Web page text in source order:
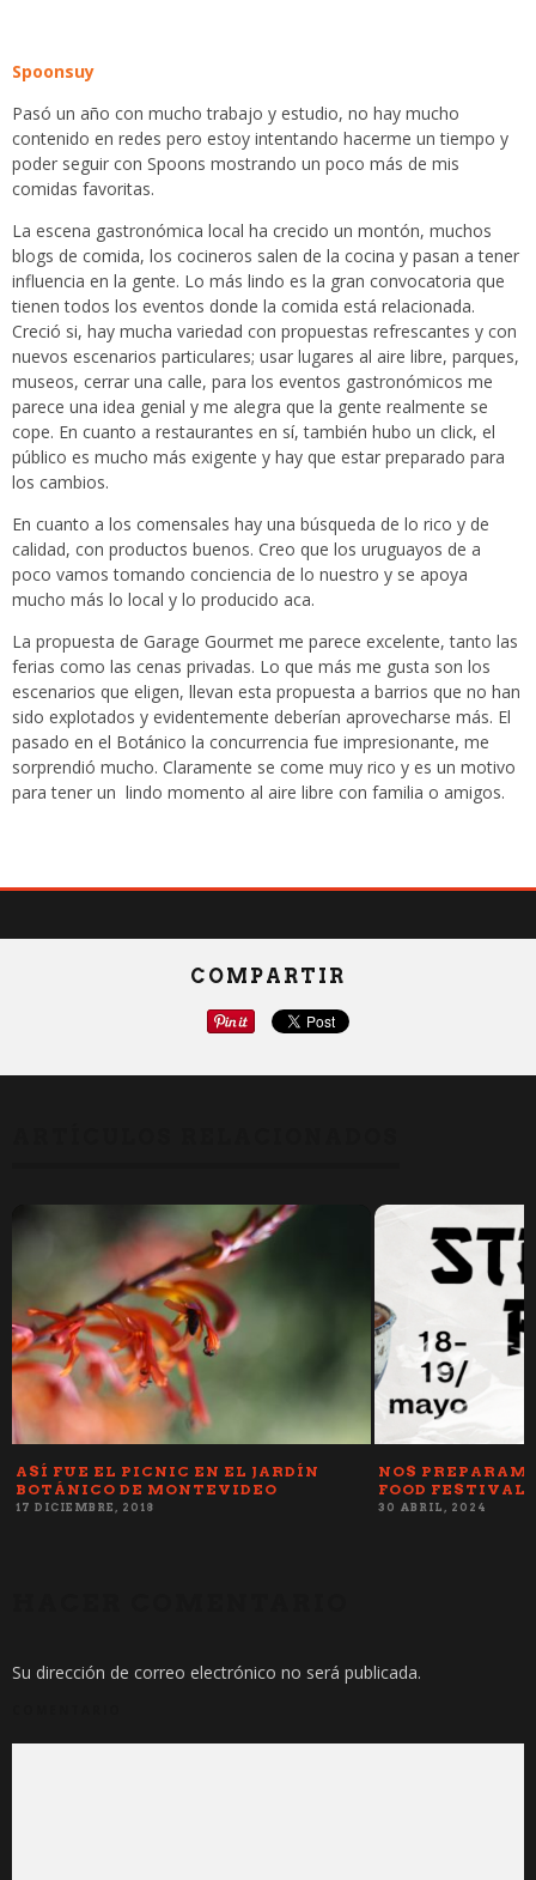
Spoonsuy
Pasó un año con mucho trabajo y estudio, no hay mucho
contenido en redes pero estoy intentando hacerme un tiempo y
poder seguir con Spoons mostrando un poco más de mis
comidas favoritas.
La escena gastronómica local ha crecido un montón, muchos
blogs de comida, los cocineros salen de la cocina y pasan a tener
influencia en la gente. Lo más lindo es la gran convocatoria que
tienen todos los eventos donde la comida está relacionada.
Creció si, hay mucha variedad con propuestas refrescantes y con
nuevos escenarios particulares; usar lugares al aire libre, parques,
museos, cerrar una calle, para los eventos gastronómicos me
parece una idea genial y me alegra que la gente realmente se
cope. En cuanto a restaurantes en sí, también hubo un click, el
público es mucho más exigente y hay que estar preparado para
los cambios.
En cuanto a los comensales hay una búsqueda de lo rico y de
calidad, con productos buenos. Creo que los uruguayos de a
poco vamos tomando conciencia de lo nuestro y se apoya
mucho más lo local y lo producido aca.
La propuesta de Garage Gourmet me parece excelente, tanto las
ferias como las cenas privadas. Lo que más me gusta son los
escenarios que eligen, llevan esta propuesta a barrios que no han
sido explotados y evidentemente deberían aprovecharse más. El
pasado en el Botánico la concurrencia fue impresionante, me
sorprendió mucho. Claramente se come muy rico y es un motivo
para tener un lindo momento al aire libre con familia o amigos.
COMPARTIR
ASÍ FUE EL PICNIC EN EL JARDÍN
BOTÁNICO DE MONTEVIDEO
17 DICIEMBRE, 2018
NOS
FOOD FESTIVAL
30 ABRIL, 2024
Su dirección de correo electrónico no será publicada.